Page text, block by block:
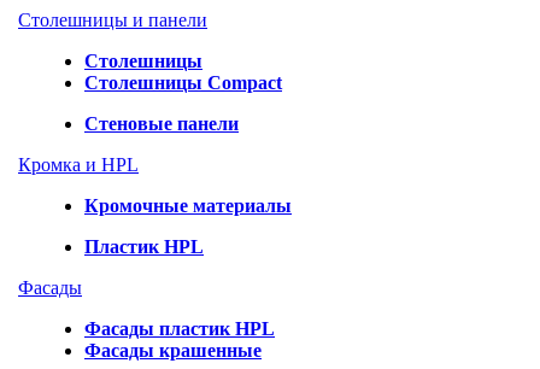
Столешницы и панели
Столешницы
Столешницы Compact
Стеновые панели
Кромка и HPL
Кромочные материалы
Пластик HPL
Фасады
Фасады пластик HPL
Фасады крашенные